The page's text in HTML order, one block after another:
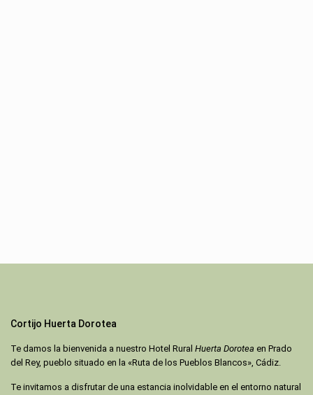
Cortijo Huerta Dorotea
Te damos la bienvenida a nuestro Hotel RuralHuerta Doroteaen Prado
del Rey, pueblo situado en la «Ruta de los Pueblos Blancos», Cádiz.
Te invitamos a disfrutar de una estancia inolvidable en el entorno natural